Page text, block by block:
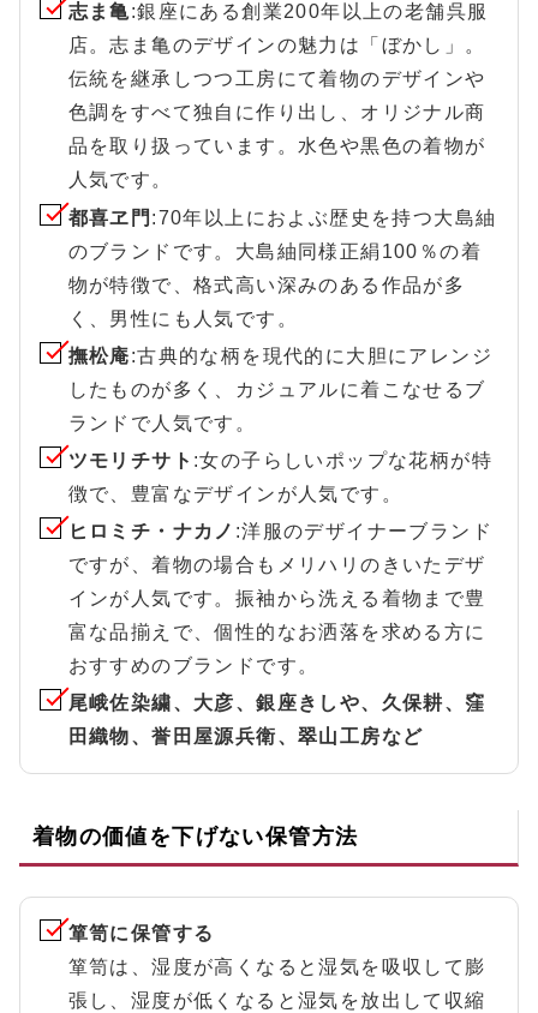
志ま亀:銀座にある創業200年以上の老舗呉服
店。志ま亀のデザインの魅力は「ぼかし」。
伝統を継承しつつ工房にて着物のデザインや
色調をすべて独自に作り出し、オリジナル商
品を取り扱っています。水色や黒色の着物が
人気です。
都喜ヱ門 :70年以上におよぶ歴史を持つ大島紬
のブランドです。大島紬同様正絹100％の着
物が特徴で、格式高い深みのある作品が多
く、男性にも人気です。
撫松庵:古典的な柄を現代的に大胆にアレンジ
したものが多く、カジュアルに着こなせるブ
ランドで人気です。
ツモリチサト :女の子らしいポップな花柄が特
徴で、豊富なデザインが人気です。
ヒロミチ・ナカノ :洋服のデザイナーブランド
ですが、着物の場合もメリハリのきいたデザ
インが人気です。振袖から洗える着物まで豊
富な品揃えで、個性的なお洒落を求める方に
おすすめのブランドです。
尾峨佐染繍、大彦、銀座きしや、久保耕、窪
田織物、誉田屋源兵衛、翠山工房など
着物の価値を下げない保管方法
箪笥に保管する
箪笥は、湿度が高くなると湿気を吸収して膨
張し、湿度が低くなると湿気を放出して収縮